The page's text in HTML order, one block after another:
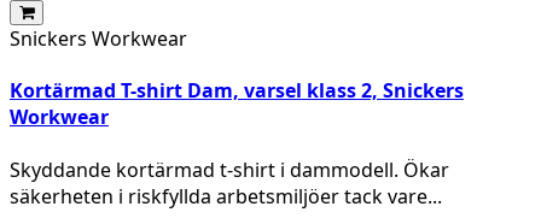
Snickers Workwear
Kortärmad T-shirt Dam, varsel klass 2, Snickers
Workwear
Skyddande kortärmad t-shirt i dammodell. Ökar
säkerheten i riskfyllda arbetsmiljöer tack vare...